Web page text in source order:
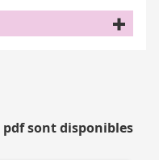
pdf sont disponibles